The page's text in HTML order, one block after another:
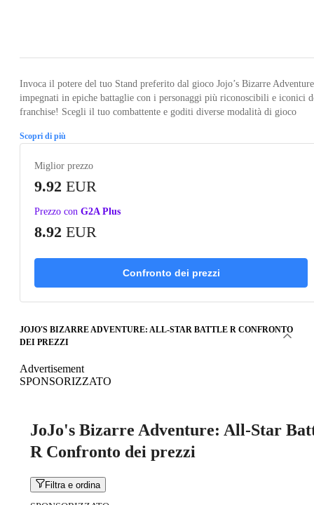
Invoca il potere del tuo Stand preferito dal gioco Jojo’s Bizarre
impegnati in epiche battaglie con i personaggi più riconoscibili e iconici
franchise! Scegli il tuo combattente e goditi diverse modalità di gioco
Scopri di più
Miglior prezzo
9.92 EUR
Prezzo con G2A Plus
8.92 EUR
Confronto dei prezzi
JOJO'S BIZARRE ADVENTURE: ALL-STAR BATTLE R CONFRONTO
DEI PREZZI
Advertisement
SPONSORIZZATO
JoJo's Bizarre Adventure: All-Star
R Confronto dei prezzi
Filtra e ordina